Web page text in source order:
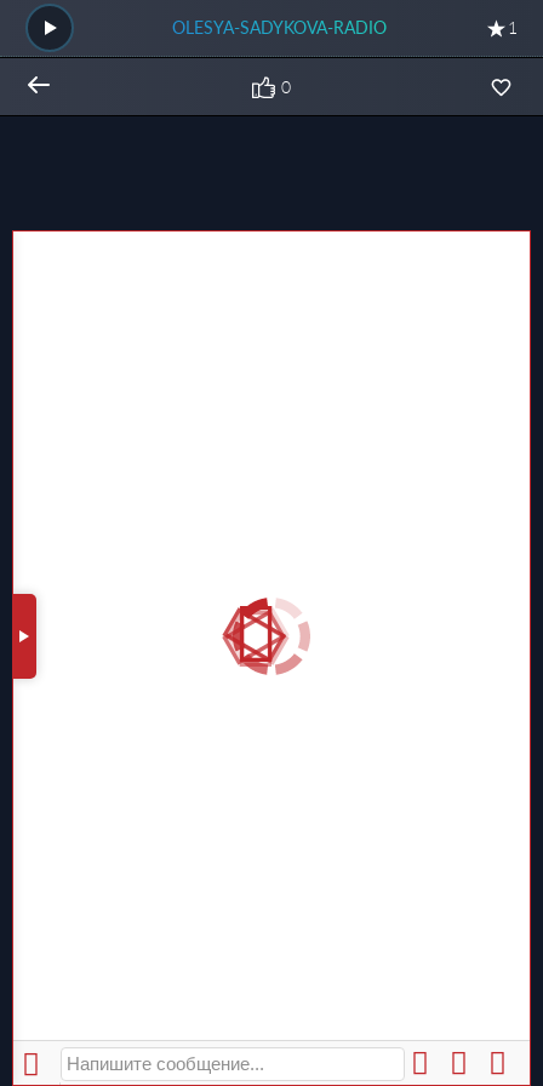
OLESYA-SADYKOVA-RADIO 1
0